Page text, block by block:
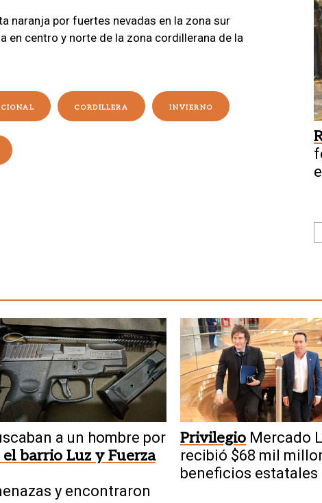
naranja por fuertes nevadas en la zona sur
en centro y norte de la zona cordillerana de la
CORDILLERA INVIERNO
el barrio Luz y Fuerza
a un hombre por
y encontraron
Privilegio Mercado
recibió $68 mil
beneficios estatales